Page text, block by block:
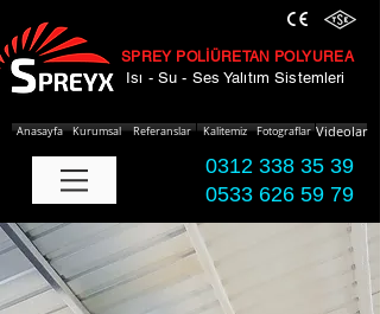
0312 338 35 39
0533 626 59 79
SPREY POLİÜRETAN POLYUREA
Isı - Su - Ses Yalıtım Sistemleri
Anasayfa Kurumsal Referanslar Kalitemiz Fotograflar Videolar